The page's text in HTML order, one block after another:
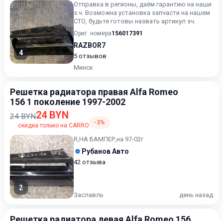
4
Отправка в регионы, даём гарантию на наши
з.ч. Возможна установка запчасти на нашем
СТО, будьте готовы назвать артикул зч.
Ориг. номера156017391
RAZBOR7
5 отзывов
Минск
Решетка радиатора правая Alfa Romeo
156 1 поколение 1997-2002
24 BYN24 BYN
скидка только на CARRO -3%
2
R,НА БАМПЕР,на 97-02г
Рубанов Авто
42 отзыва
Заславль день назад